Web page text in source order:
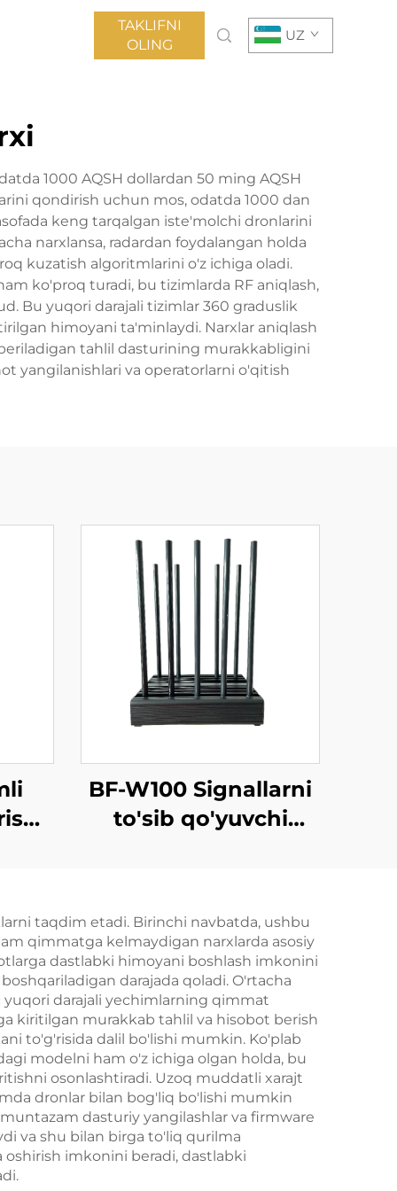
TAKLIFNI
OLING
UZ
1000 AQSH dollardan 50 ming AQSH
qondirish uchun mos, odatda 1000 dan
keng tarqalgan iste'molchi dronlarini
narxlansa, radardan foydalangan holda
kuzatish algoritmlarini o'z ichiga oladi.
ko'proq turadi, bu tizimlarda RF aniqlash,
Bu yuqori darajali tizimlar 360 graduslik
himoyani ta'minlaydi. Narxlar aniqlash
tahlil dasturining murakkabligini
yangilanishlari va operatorlarni o'qitish
BF-W100 Signallarni
to'sib qo'yuvchi
taqdim etadi. Birinchi navbatda, ushbu
qimmatga kelmaydigan narxlarda asosiy
dastlabki himoyani boshlash imkonini
darajada qoladi. O'rtacha
yuqori darajali yechimlarning qimmat
kiritilgan murakkab tahlil va hisobot berish
to'g'risida dalil bo'lishi mumkin. Ko'plab
modelni ham o'z ichiga olgan holda, bu
osonlashtiradi. Uzoq muddatli xarajt
dronlar bilan bog'liq bo'lishi mumkin
dasturiy yangilashlar va firmware
va shu bilan birga to'liq qurilma
imkonini beradi, dastlabki